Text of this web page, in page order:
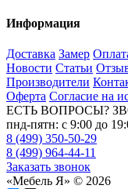
Информация
Доставка Замер
Новости Статьи
Производители
Оферта Согласие на
ЕСТЬ ВОПРОСЫ?
пнд-пятн: с 9:00 до
8 (499) 350-50-29
8 (499) 964-44-11
Заказать звонок
«Мебель Я» © 2026